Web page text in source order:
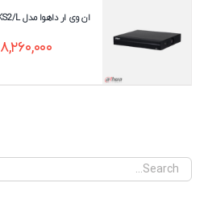
تیاندی
ان وی ار داهوا مدل DHI-NVR4116HS-4KS2/L
۸,۲۶۰,۰۰۰